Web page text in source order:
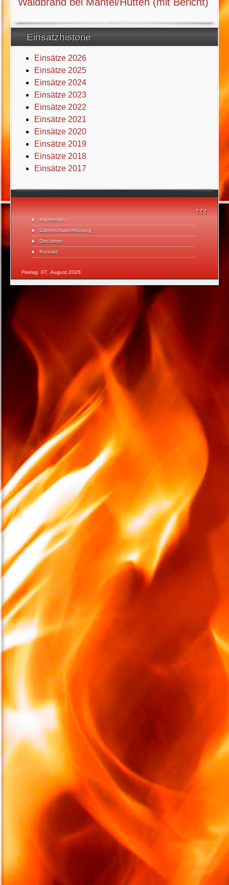
↑↑↑
Impressum
Datenschutzerklärung
Disclaimer
Kontakt
Freitag, 07. August 2026
Einsatzhistorie
Einsätze 2026
Einsätze 2025
Einsätze 2024
Einsätze 2023
Einsätze 2022
Einsätze 2021
Einsätze 2020
Einsätze 2019
Einsätze 2018
Einsätze 2017